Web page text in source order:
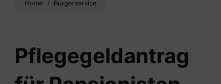
Home Bürgerservice
Pflegegeldantrag